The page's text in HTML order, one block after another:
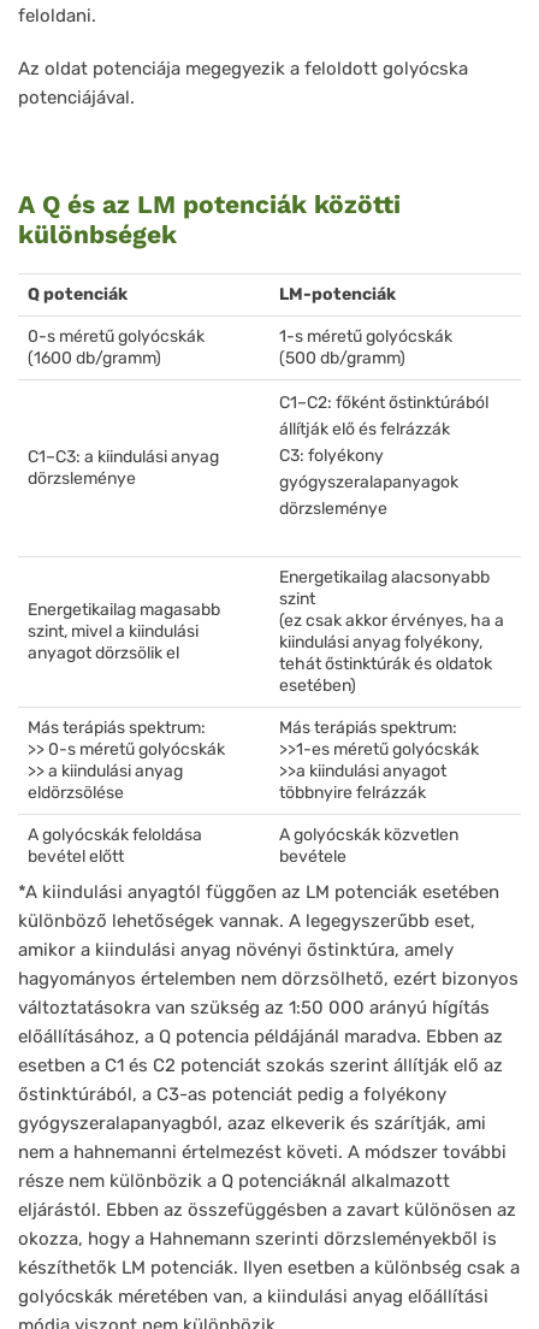
feloldani.
Az oldat potenciája megegyezik a feloldott golyócska
potenciájával.
A Q és az LM potenciák közötti
különbségek
Q potenciák LM-potenciák
0-s méretű golyócskák
(1600 db/gramm)
1-s méretű golyócskák
(500 db/gramm)
C1–C3: a kiindulási anyag
dörzsleménye
C1–C2: főként őstinktúrából
állítják elő és felrázzák
C3: folyékony
gyógyszeralapanyagok
dörzsleménye
Energetikailag magasabb
szint, mivel a kiindulási
anyagot dörzsölik el
Energetikailag alacsonyabb
szint
(ez csak akkor érvényes, ha a
kiindulási anyag folyékony,
tehát őstinktúrák és oldatok
esetében)
Más terápiás spektrum:
>> 0-s méretű golyócskák
>> a kiindulási anyag
eldörzsölése
Más terápiás spektrum:
>>1-es méretű golyócskák
>>a kiindulási anyagot
többnyire felrázzák
A golyócskák feloldása
bevétel előtt
A golyócskák közvetlen
bevétele
*A kiindulási anyagtól függően az LM potenciák esetében
különböző lehetőségek vannak. A legegyszerűbb eset,
amikor a kiindulási anyag növényi őstinktúra, amely
hagyományos értelemben nem dörzsölhető, ezért bizonyos
változtatásokra van szükség az 1:50 000 arányú hígítás
előállításához, a Q potencia példájánál maradva. Ebben az
esetben a C1 és C2 potenciát szokás szerint állítják elő az
őstinktúrából, a C3-as potenciát pedig a folyékony
gyógyszeralapanyagból, azaz elkeverik és szárítják, ami
nem a hahnemanni értelmezést követi. A módszer további
része nem különbözik a Q potenciáknál alkalmazott
eljárástól. Ebben az összefüggésben a zavart különösen az
okozza, hogy a Hahnemann szerinti dörzsleményekből is
készíthetők LM potenciák. Ilyen esetben a különbség csak a
golyócskák méretében van, a kiindulási anyag előállítási